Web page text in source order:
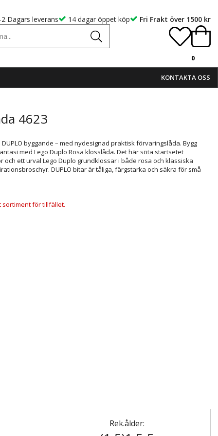
2 Dagars leverans 14 dagar öppet köp Fri Frakt över 1500 kr
0
KONTAKTA OSS
4623
byggande – med nydesignad praktisk förvaringslåda. Bygg
med Lego Duplo Rosa klosslåda. Det här söta startsetet
ett urval Lego Duplo grundklossar i både rosa och klassiska
DUPLO bitar är tåliga, färgstarka och säkra för små
sortiment för tillfället.
Rek.ålder: